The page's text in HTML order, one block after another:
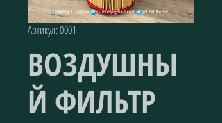
Артикул: 0001
ВОЗДУШНЫ
Й ФИЛЬТР